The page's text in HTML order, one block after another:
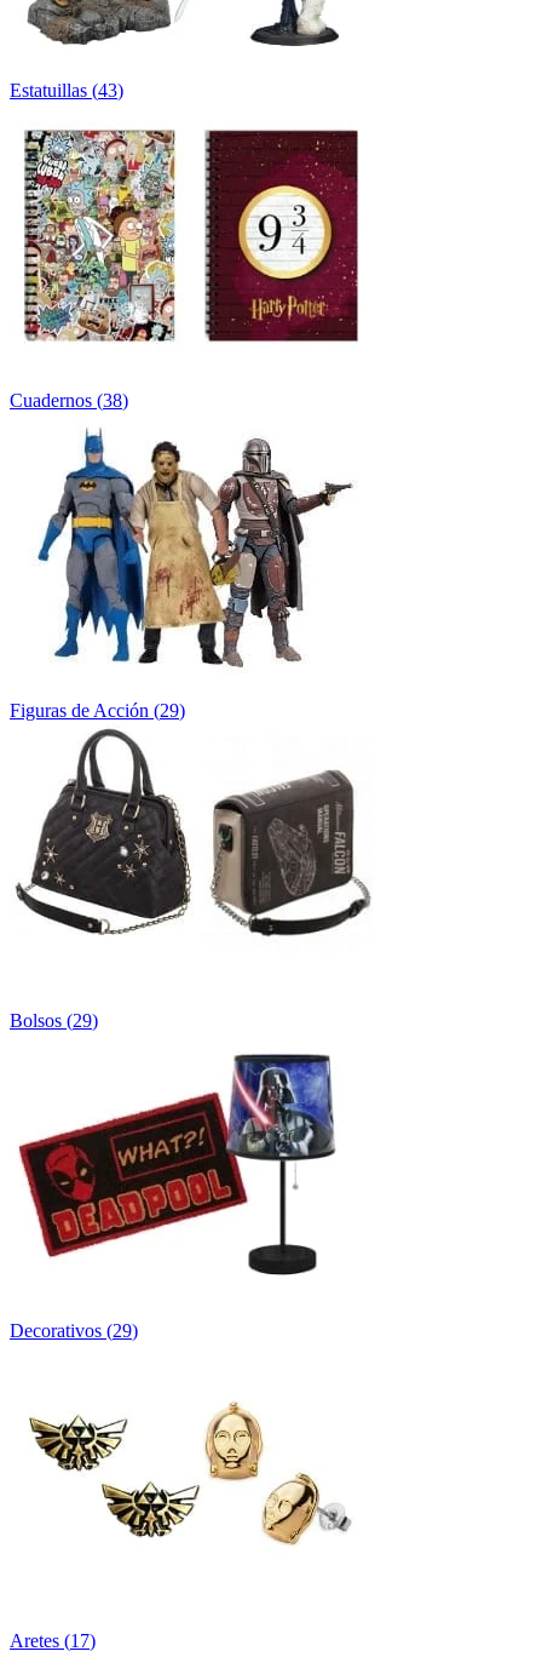
Estatuillas (43)
Cuadernos (38)
Figuras de Acción (29)
Bolsos (29)
Decorativos (29)
Aretes (17)